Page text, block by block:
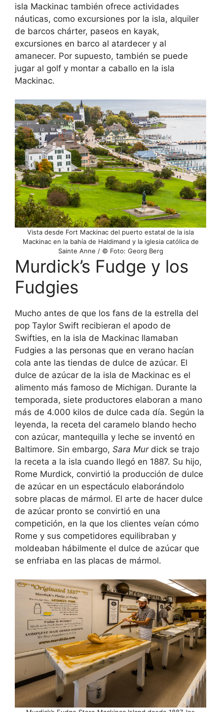
isla Mackinac también ofrece actividades
náuticas, como excursiones por la isla, alquiler
de barcos chárter, paseos en kayak,
excursiones en barco al atardecer y al
amanecer. Por supuesto, también se puede
jugar al golf y montar a caballo en la isla
Mackinac.
Vista desde Fort Mackinac del puerto estatal de la isla
Mackinac en la bahía de Haldimand y la iglesia católica de
Sainte Anne / © Foto: Georg Berg
Murdick’s Fudge y los
Fudgies
Mucho antes de que los fans de la estrella del
pop Taylor Swift recibieran el apodo de
Swifties, en la isla de Mackinac llamaban
Fudgies a las personas que en verano hacían
cola ante las tiendas de dulce de azúcar. El
dulce de azúcar de la isla de Mackinac es el
alimento más famoso de Michigan. Durante la
temporada, siete productores elaboran a mano
más de 4.000 kilos de dulce cada día. Según la
leyenda, la receta del caramelo blando hecho
con azúcar, mantequilla y leche se inventó en
Baltimore. Sin embargo, Sara Murdick se trajo
la receta a la isla cuando llegó en 1887. Su hijo,
Rome Murdick, convirtió la producción de dulce
de azúcar en un espectáculo elaborándolo
sobre placas de mármol. El arte de hacer dulce
de azúcar pronto se convirtió en una
competición, en la que los clientes veían cómo
Rome y sus competidores equilibraban y
moldeaban hábilmente el dulce de azúcar que
se enfriaba en las placas de mármol.